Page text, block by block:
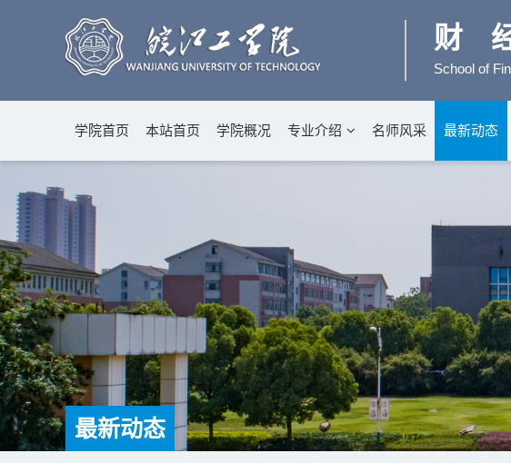
财
School of
学院首页 本站首页 学院概况 专业介绍 名师风采 最新动态
最新动态